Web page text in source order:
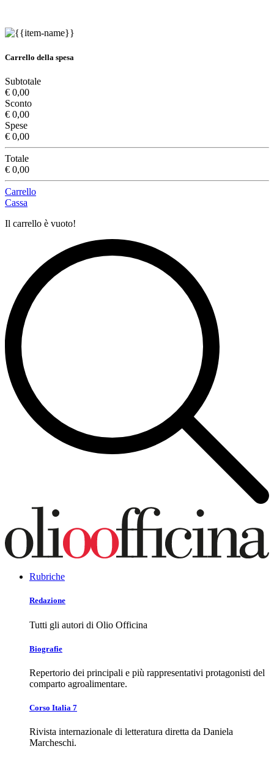
Carrello della spesa
Subtotale
€ 0,00
Sconto
€ 0,00
Spese
€ 0,00
Totale
€ 0,00
Carrello
Cassa
Il carrello è vuoto!
Rubriche
Redazione
Tutti gli autori di Olio Officina
Biografie
Repertorio dei principali e più rappresentativi protagonisti del
comparto agroalimentare.
Corso Italia 7
Rivista internazionale di letteratura diretta da Daniela
Marcheschi.